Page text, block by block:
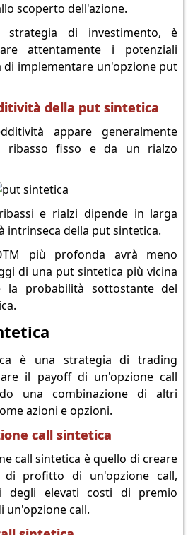
scoperto dell'azione.
strategia di investimento, è
attentamente i potenziali
di implementare un'opzione put
della put sintetica
appare generalmente
ribasso fisso e da un rialzo
e rialzi dipende in larga
intrinseca della put sintetica.
più profonda avrà meno
di una put sintetica più vicina
la probabilità sottostante del
è una strategia di trading
il payoff di un'opzione call
una combinazione di altri
azioni e opzioni.
call sintetica
call sintetica è quello di creare
di profitto di un'opzione call,
degli elevati costi di premio
un'opzione call.